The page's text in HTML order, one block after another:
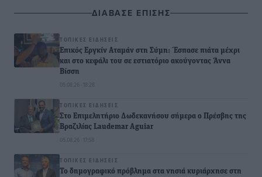
ΔΙΑΒΑΣΕ ΕΠΙΣΗΣ
ΤΟΠΙΚΈΣ ΕΙΔΉΣΕΙΣ
Επικός Εργκίν Αταμάν στη Σύμη: Έσπασε πιάτα μέχρι
και στο κεφάλι του σε εστιατόριο ακούγοντας Άννα
Βίσση
05.08.26 · 18:28
ΤΟΠΙΚΈΣ ΕΙΔΉΣΕΙΣ
Στο Επιμελητήριο Δωδεκανήσου σήμερα ο Πρέσβης της
Βραζιλίας Laudemar Aguiar
05.08.26 · 17:58
ΤΟΠΙΚΈΣ ΕΙΔΉΣΕΙΣ
To δημογραφικό πρόβλημα στα νησιά κυριάρχησε στη